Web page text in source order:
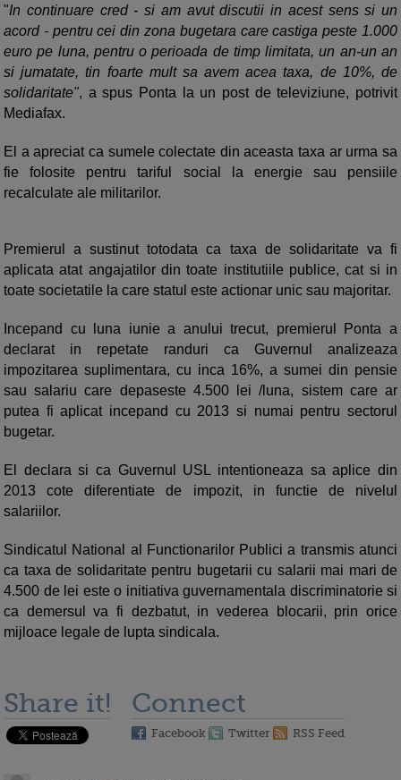
"In continuare cred - si am avut discutii in acest sens si un
acord - pentru cei din zona bugetara care castiga peste 1.000
euro pe luna, pentru o perioada de timp limitata, un an-un an
si jumatate, tin foarte mult sa avem acea taxa, de 10%, de
solidaritate", a spus Ponta la un post de televiziune, potrivit
Mediafax.
El a apreciat ca sumele colectate din aceasta taxa ar urma sa
fie folosite pentru tariful social la energie sau pensiile
recalculate ale militarilor.
Premierul a sustinut totodata ca taxa de solidaritate va fi
aplicata atat angajatilor din toate institutiile publice, cat si in
toate societatile la care statul este actionar unic sau majoritar.
Incepand cu luna iunie a anului trecut, premierul Ponta a
declarat in repetate randuri ca Guvernul analizeaza
impozitarea suplimentara, cu inca 16%, a sumei din pensie
sau salariu care depaseste 4.500 lei /luna, sistem care ar
putea fi aplicat incepand cu 2013 si numai pentru sectorul
bugetar.
El declara si ca Guvernul USL intentioneaza sa aplice din
2013 cote diferentiate de impozit, in functie de nivelul
salariilor.
Sindicatul National al Functionarilor Publici a transmis atunci
ca taxa de solidaritate pentru bugetarii cu salarii mai mari de
4.500 de lei este o initiativa guvernamentala discriminatorie si
ca demersul va fi dezbatut, in vederea blocarii, prin orice
mijloace legale de lupta sindicala.
Share it! Connect
Facebook Twitter RSS Feed